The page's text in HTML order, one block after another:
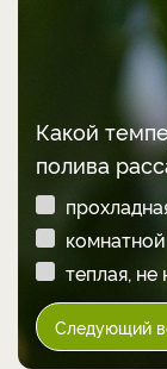
Какой
полива
теплая,
Следующий